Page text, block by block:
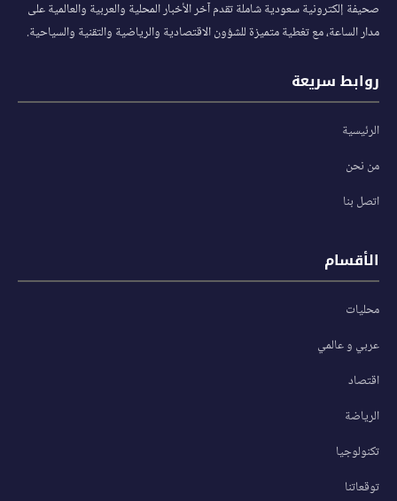
صحيفة إلكترونية سعودية شاملة تقدم آخر الأخبار المحلية والعربية والعالمية على
مدار الساعة، مع تغطية متميزة للشؤون الاقتصادية والرياضية والتقنية والسياحية.
روابط سريعة
الرئيسية
من نحن
اتصل بنا
الأقسام
محليات
عربي و عالمي
اقتصاد
الرياضة
تكنولوجيا
توقعاتنا